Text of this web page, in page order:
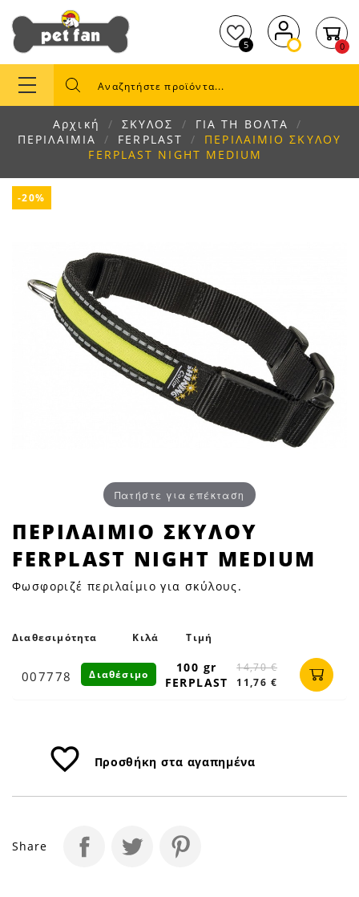
5 0
Αρχική ΣΚΥΛΟΣ
ΓΙΑ ΤΗ ΒΟΛΤΑ
ΠΕΡΙΛΑΙΜΙΑ
FERPLAST
ΠΕΡΙΛΑΙΜΙΟ ΣΚΥΛΟΥ
FERPLAST NIGHT MEDIUM
-20%
Πατήστε για επέκταση
ΠΕΡΙΛΑΙΜΙΟ
ΣΚΥΛΟΥ
FERPLAST
NIGHT
Petfan
ΠΕΡΙΛΑΙΜΙΟ ΣΚΥΛΟΥ
FERPLAST NIGHT MEDIUM
Φωσφοριζέ περιλαίμιο για σκύλους.
Διαθεσιμότητα Κιλά Τιμή
007778
100 gr
FERPLAST
14,70 €
11,76 €
Διαθέσιμο
favorite_border Προσθήκη στα αγαπημένα
Share